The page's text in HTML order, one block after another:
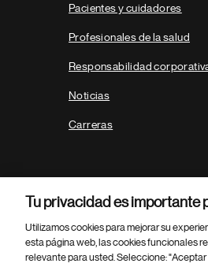
Pacientes y cuidadores
Profesionales de la salud
Responsabilidad
Noticias
Carreras
Parte
© 2026 Novartis AG
Tu privacidad es importante
Utilizamos cookies para mejorar su
esta página web, las cookies funcionales
relevante para usted. Seleccione: